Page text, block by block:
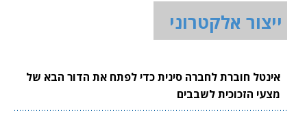
ייצור אלקטרוני
אינטל חוברת לחברה סינית כדי לפתח את הדור הבא של
מצעי הזכוכית לשבבים